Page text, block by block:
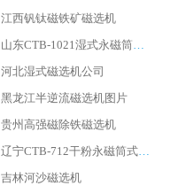
江西钒钛磁铁矿磁选机
山东CTB-1021湿式永磁筒式磁选机
河北湿式磁选机公司
黑龙江半逆流磁选机图片
贵州高强磁除铁磁选机
辽宁CTB-712干粉永磁筒式磁选机
吉林河沙磁选机